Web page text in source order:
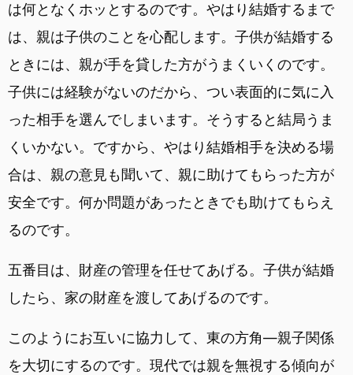
は何となくホッとするのです。やはり結婚するまで
は、親は子供のことを心配します。子供が結婚する
ときには、親が手を貸した方がうまくいくのです。
子供には経験がないのだから、つい表面的に気に入
った相手を選んでしまいます。そうすると結局うま
くいかない。ですから、やはり結婚相手を決める場
合は、親の意見も聞いて、親に助けてもらった方が
安全です。何か問題があったときでも助けてもらえ
るのです。
五番目は、財産の管理を任せてあげる。子供が結婚
したら、家の財産を渡してあげるのです。
このようにお互いに協力して、東の方角―親子関係
を大切にするのです。現代では親を無視する傾向が